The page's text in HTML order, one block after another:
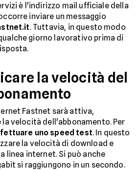
è l'indirizzo mail ufficiale della
inviare un messaggio
. Tuttavia, in questo modo
giorno lavorativo prima di
la velocità del
Fastnet sarà attiva,
velocità dell'abbonamento. Per
uno speed test. In questo
la velocità di download e
linea internet. Si può anche
si raggiungono in un secondo.